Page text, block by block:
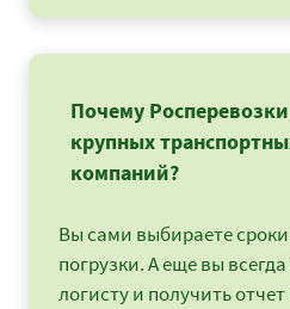
Почему
крупных
компаний?
Вы сами выбираете
погрузки. А еще вы
логисту и получить